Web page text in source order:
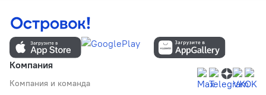
Компания
Компания и команда